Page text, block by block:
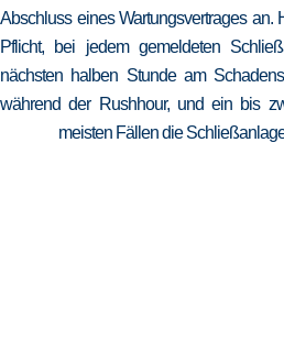
Abschluss eines Wartungsvertrages
Pflicht, bei jedem gemeldeten
nächsten halben Stunde am
während der Rushhour, und ein bis
meisten Fällen die